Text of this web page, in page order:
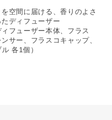
空間に届ける、香りのよさ
ディフューザー
ィフューザー本体、フラス
サー、フラスコキャップ、
各1個）